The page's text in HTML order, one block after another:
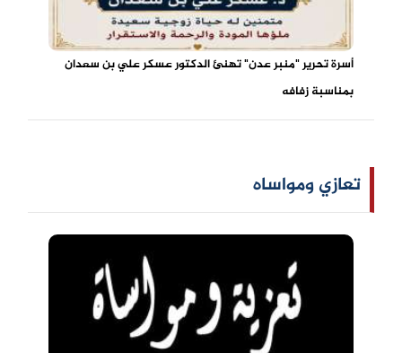
أسرة تحرير "منبر عدن" تهنئ الدكتور عسكر علي بن سعدان
بمناسبة زفافه
تعازي ومواساه